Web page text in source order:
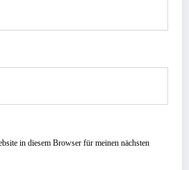
in diesem Browser für meinen nächsten